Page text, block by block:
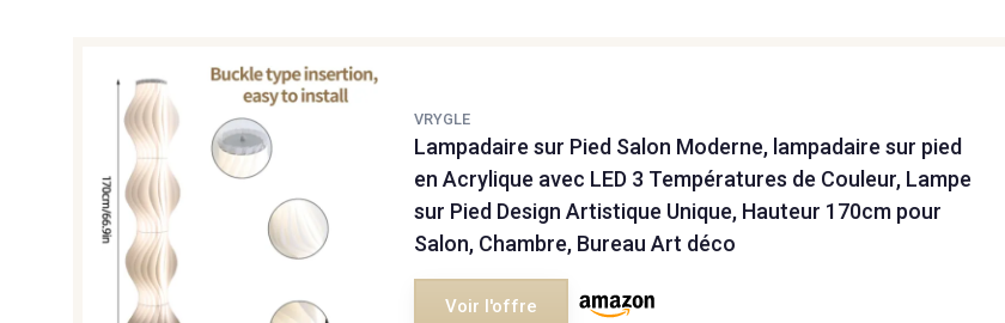
VRYGLE
Lampadaire sur Pied Salon Moderne, lampadaire sur pied
en Acrylique avec LED 3 Températures de Couleur, Lampe
sur Pied Design Artistique Unique, Hauteur 170cm pour
Salon, Chambre, Bureau Art déco
Voir l'offre